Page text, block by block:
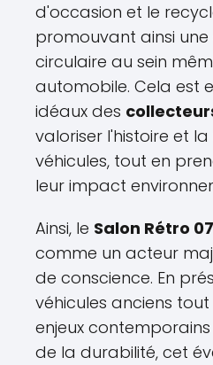
d'occasion et le
promouvant ainsi
circulaire au sein
automobile. Cela est
idéaux des
valoriser l'histoire et
véhicules, tout en
leur impact
Ainsi, le Salon Rétro 07
comme un acteur
de conscience. En
véhicules anciens
enjeux
de la durabilité, cet